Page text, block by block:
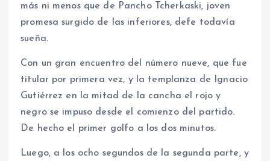
más ni menos que de Pancho Tcherkaski, joven
promesa surgido de las inferiores, defe todavía
sueña.
Con un gran encuentro del número nueve, que fue
titular por primera vez, y la templanza de Ignacio
Gutiérrez en la mitad de la cancha el rojo y
negro se impuso desde el comienzo del partido.
De hecho el primer golfo a los dos minutos.
Luego, a los ocho segundos de la segunda parte, y